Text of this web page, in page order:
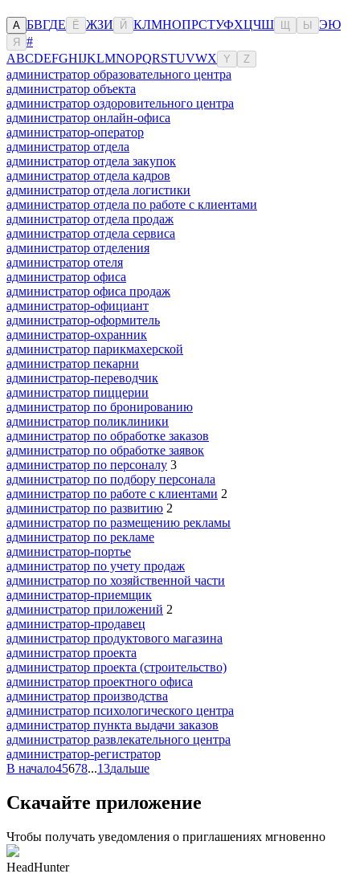
А БВГДЕ Ё ЖЗИ Й КЛМНОПРСТУФХЦЧШ Ы ЭЮ
Я
#
ABCDEFGHIJKLMNOPQRSTUVWX Y Z
администратор образовательного центра
администратор объекта
администратор оздоровительного центра
администратор онлайн-офиса
администратор-оператор
администратор отдела
администратор отдела закупок
администратор отдела кадров
администратор отдела логистики
администратор отдела по работе с клиентами
администратор отдела продаж
администратор отдела сервиса
администратор отделения
администратор отеля
администратор офиса
администратор офиса продаж
администратор-официант
администратор-оформитель
администратор-охранник
администратор парикмахерской
администратор пекарни
администратор-переводчик
администратор пиццерии
администратор по бронированию
администратор поликлиники
администратор по обработке заказов
администратор по обработке заявок
администратор по персоналу 3
администратор по подбору персонала
администратор по работе с клиентами 2
администратор по развитию 2
администратор по размещению рекламы
администратор по рекламе
администратор-портье
администратор по учету продаж
администратор по хозяйственной части
администратор-приемщик
администратор приложений 2
администратор-продавец
администратор продуктового магазина
администратор проекта
администратор проекта (строительство)
администратор проектного офиса
администратор производства
администратор психологического центра
администратор пункта выдачи заказов
администратор развлекательного центра
администратор-регистратор
В начало45678...13дальше
Скачайте приложение
Чтобы получать уведомления о приглашениях мгновенно
HeadHunter